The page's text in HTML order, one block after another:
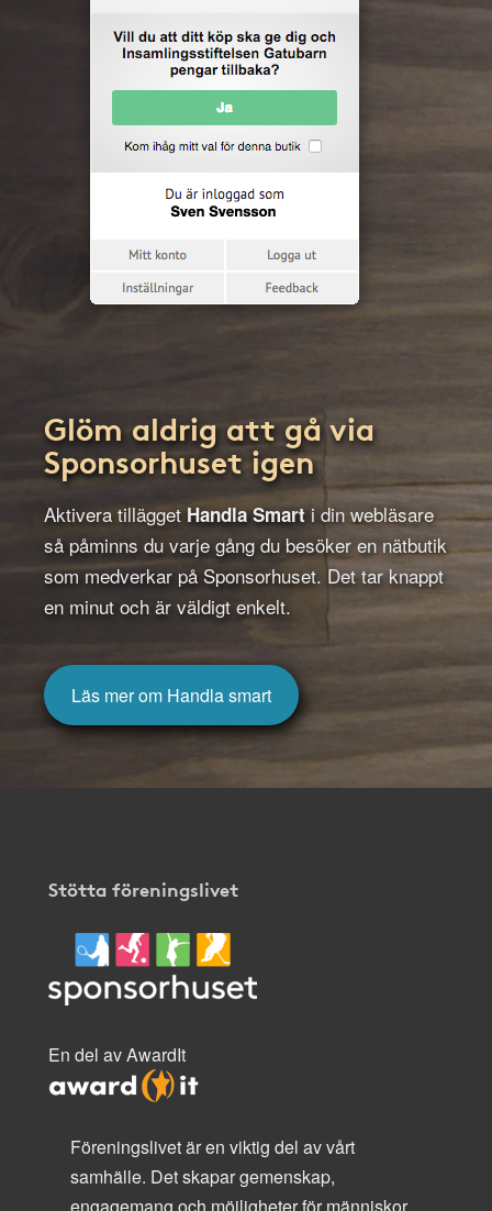
Glöm aldrig att gå via
Sponsorhuset igen
Aktivera tillägget Handla Smarti din webläsare
så påminns du varje gång du besöker en nätbutik
som medverkar på Sponsorhuset. Det tar knappt
en minut och är väldigt enkelt.
Läs mer om Handla smart
Stötta föreningslivet
En del av AwardIt
Föreningslivet är en viktig del av vårt
samhälle. Det skapar gemenskap,